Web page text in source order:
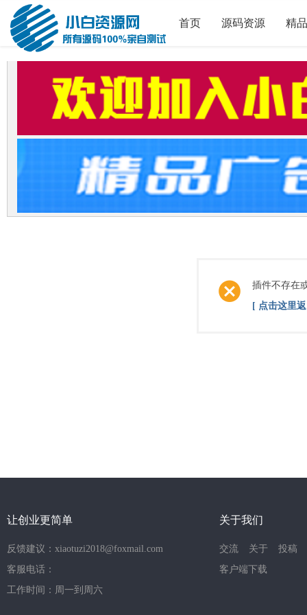
首页 源码资源 精
插件不存在
[ 点击这里
让创业更简单
反馈建议：xiaotuzi2018@foxmail.com
客服电话：
工作时间：周一到周六
关于我们
交流 关于
投稿
客户端下载